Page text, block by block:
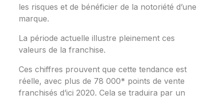
les risques et de bénéficier de la notoriété d’une
marque.
La période actuelle illustre pleinement ces
valeurs de la franchise.
Ces chiffres prouvent que cette tendance est
réelle, avec plus de 78 000* points de vente
franchisés d’ici 2020. Cela se traduira par un